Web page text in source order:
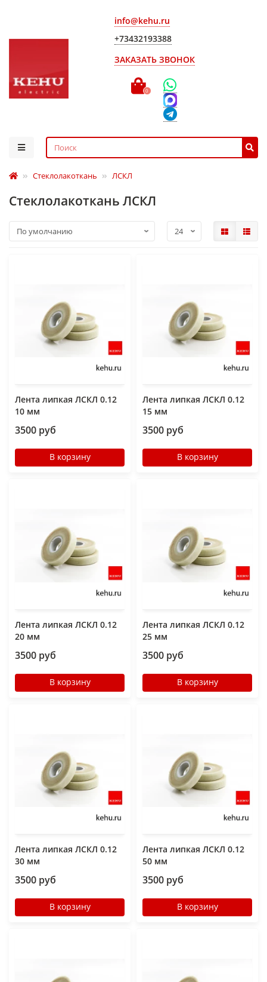
info@kehu.ru
+73432193388
ЗАКАЗАТЬ ЗВОНОК
0
Стеклолакоткань ЛСКЛ
Стеклолакоткань ЛСКЛ
Лента липкая ЛСКЛ 0.12
10 мм
3500 руб
В корзину
Лента липкая ЛСКЛ 0.12
15 мм
3500 руб
В корзину
Лента липкая ЛСКЛ 0.12
20 мм
3500 руб
В корзину
Лента липкая ЛСКЛ 0.12
25 мм
3500 руб
В корзину
Лента липкая ЛСКЛ 0.12
30 мм
3500 руб
В корзину
Лента липкая ЛСКЛ 0.12
50 мм
3500 руб
В корзину